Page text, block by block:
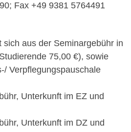
Fax +49 9381 5764491
sich aus der Seminargebühr in
75,00 €), sowie
Verpflegungspauschale
Unterkunft im EZ und
Unterkunft im DZ und